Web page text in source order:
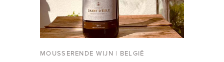
MOUSSERENDE WIJN | BELGIË